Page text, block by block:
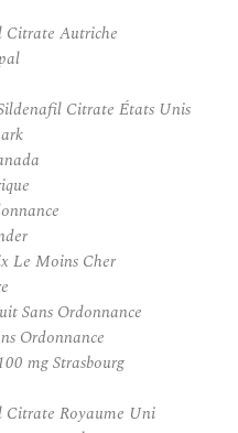
Citrate Autriche
Citrate États Unis
Le Moins Cher
Sans Ordonnance
Ordonnance
mg Strasbourg
Citrate Royaume Uni